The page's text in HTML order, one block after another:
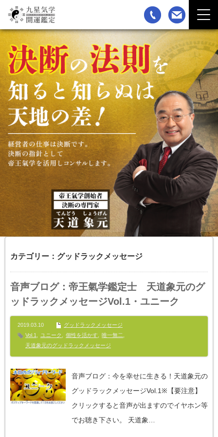
カテゴリー：グッドラックメッセージ
音声ブログ：帝王氣学鑑定士 天道象元のグ
ッドラックメッセージVol.1・ユニーク
2019.03.10
グッドラックメッセージ
Vol.1
ユニーク 個性を活かす 唯一無二
天道象元のグッドラックメッセージ
音声ブログ：今を幸せに生きる！天道象元の
グッドラックメッセージVol.1※【要注意】
クリックすると音声が出ますのでイヤホン等
でお聴き下さい。 天道象…